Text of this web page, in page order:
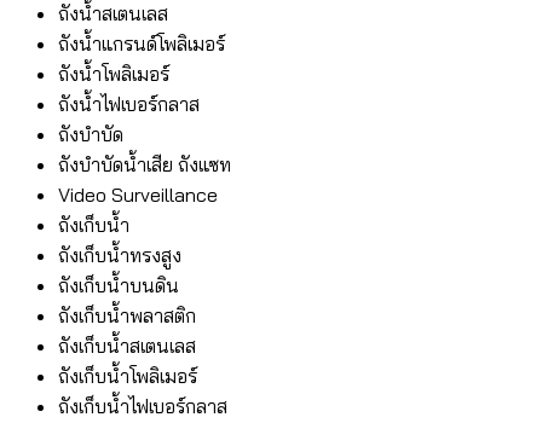
ถังน้ำสเตนเลส
ถังน้ำแกรนด์โพลิเมอร์
ถังน้ำโพลิเมอร์
ถังน้ำไฟเบอร์กลาส
ถังบำบัด
ถังบำบัดน้ำเสีย ถังแซท
Video Surveillance
ถังเก็บน้ำ
ถังเก็บน้ำทรงสูง
ถังเก็บน้ำบนดิน
ถังเก็บน้ำพลาสติก
ถังเก็บน้ำสเตนเลส
ถังเก็บน้ำโพลิเมอร์
ถังเก็บน้ำไฟเบอร์กลาส